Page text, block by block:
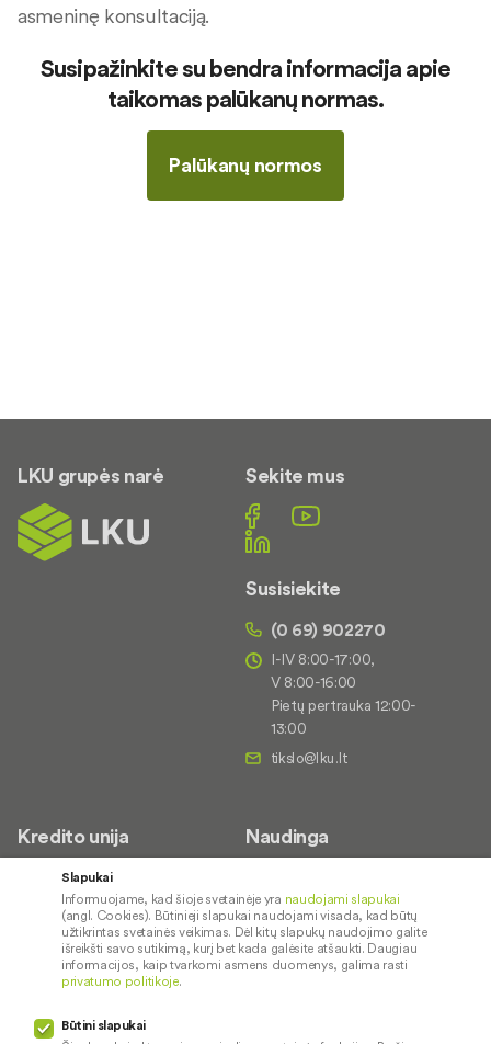
asmeninę konsultaciją.
Susipažinkite su bendra informacija apie
taikomas palūkanų normas.
Palūkanų normos
LKU grupės narė Sekite mus
Susisiekite
(0 69) 902270
I-IV 8:00-17:00,
V 8:00-16:00
Pietų pertrauka 12:00-
13:00
Kredito unija
Apie mus
Kontaktai
Karjera
Socialinė atsakomybė
Naudinga
Palūkanų normos
Paslaugų teikimo sąlygos ir
įkainiai
Slapukai
Informuojame, kad šioje svetainėje yra naudojami slapukai
(angl. Cookies). Būtinieji slapukai naudojami visada, kad būtų
užtikrintas svetainės veikimas. Dėl kitų slapukų naudojimo galite
išreikšti savo sutikimą, kurį bet kada galėsite atšaukti. Daugiau
informacijos, kaip tvarkomi asmens duomenys, galima rasti
privatumo politikoje.
Būtini slapukai